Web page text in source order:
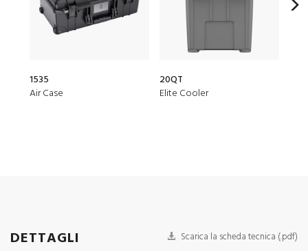
1535
Air Case
20QT
Elite Cooler
DETTAGLI Scarica la scheda tecnica (.pdf)